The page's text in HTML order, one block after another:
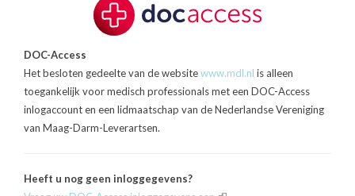
DOC-Access
Het besloten gedeelte van de websitewww.mdl.nl is alleen
toegankelijk voor medisch professionals met een DOC-Access
inlogaccount en een lidmaatschap van de Nederlandse Vereniging
van Maag-Darm-Leverartsen.
Heeft u nog geen inloggegevens?